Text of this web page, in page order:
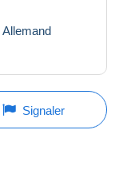
Allemand
Signaler